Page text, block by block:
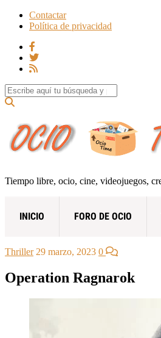
Contactar
Política de privacidad
Search for:
Tiempo libre, ocio, cine, videojuegos,
INICIO FORO DE OCIO
Thriller 29 marzo, 2023 0
Operation Ragnarok